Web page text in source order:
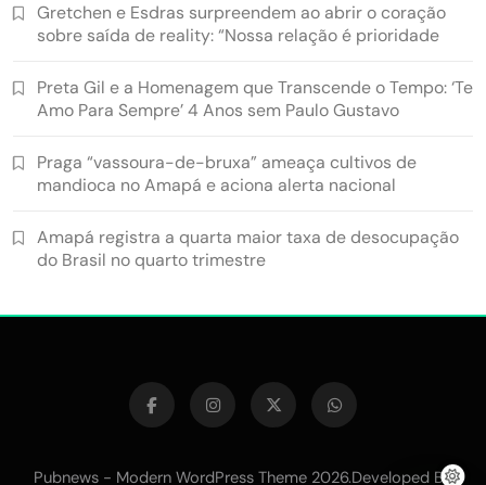
Gretchen e Esdras surpreendem ao abrir o coração
sobre saída de reality: “Nossa relação é prioridade
Preta Gil e a Homenagem que Transcende o Tempo: ‘Te
Amo Para Sempre’ 4 Anos sem Paulo Gustavo
Praga “vassoura-de-bruxa” ameaça cultivos de
mandioca no Amapá e aciona alerta nacional
Amapá registra a quarta maior taxa de desocupação
do Brasil no quarto trimestre
Pubnews - Modern WordPress Theme 2026.Developed By